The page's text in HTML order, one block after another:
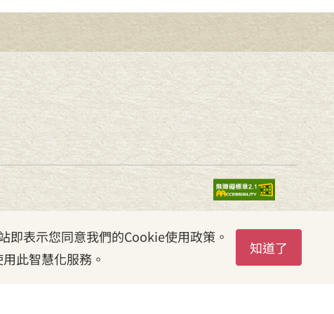
表示您同意我們的Cookie使用政策。
此智慧化服務。
知道了